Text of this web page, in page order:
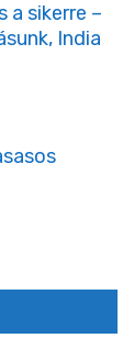
a sikerre –
India